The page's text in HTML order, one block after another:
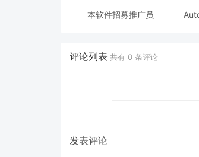
本软件招募推广员
评论列表 共有 0 条评论
发表评论